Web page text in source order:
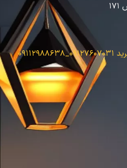
09127607031_09112988638